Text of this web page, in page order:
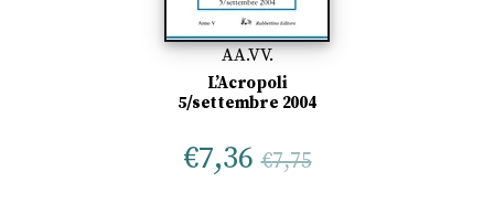
AA.VV.
L’Acropoli
5/settembre 2004
€7,36 €7,75